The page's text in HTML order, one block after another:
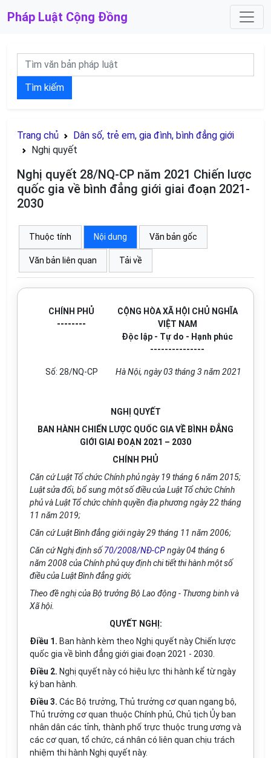
Pháp Luật Cộng Đồng
Tìm kiếm
Trang chủ
Dân số, trẻ em, gia đình, bình đẳng giới
Nghị quyết
Nghị quyết 28/NQ-CP năm 2021 Chiến lược
quốc gia về bình đẳng giới giai đoạn 2021-
2030
Thuộc tính Nội dung Văn bản gốc
Văn bản liên quan Tải về
CHÍNH PHỦ
--------
CỘNG HÒA XÃ HỘI CHỦ NGHĨA
VIỆT NAM
Độc lập - Tự do - Hạnh phúc
---------------
Số: 28/NQ-CP Hà Nội, ngày 03 tháng 3 năm 2021
NGHỊ QUYẾT
BAN HÀNH CHIẾN LƯỢC QUỐC GIA VỀ BÌNH ĐẲNG
GIỚI GIAI ĐOẠN 2021 – 2030
CHÍNH PHỦ
Căn cứ Luật Tổ chức Chính phủ ngày 19 tháng 6 năm 2015;
Luật sửa đổi, bổ sung một số điều của Luật Tổ chức Chính
phủ và Luật Tổ chức chính quyền địa phương ngày 22 tháng
11 năm 2019;
Căn cứ Luật Bình đẳng giới ngày 29 tháng 11 năm 2006;
Căn cứ Nghị định số 70/2008/NĐ-CPngày 04 tháng 6
năm 2008 của Chính phủ quy định chi tiết thi hành một số
điều của Luật Bình đẳng giới;
Theo đề nghị của Bộ trưởng Bộ Lao động - Thương binh và
Xã hội.
QUYẾT NGHỊ:
Điều 1. Ban hành kèm theo Nghị quyết này Chiến lược
quốc gia về bình đẳng giới giai đoạn 2021 - 2030.
Điều 2. Nghị quyết này có hiệu lực thi hành kể từ ngày
ký ban hành.
Điều 3. Các Bộ trưởng, Thủ trưởng cơ quan ngang bộ,
Thủ trưởng cơ quan thuộc Chính phủ, Chủ tịch Ủy ban
nhân dân các tỉnh, thành phố trực thuộc trung ương và
các cơ quan, tổ chức, cá nhân có liên quan chịu trách
nhiệm thi hành Nghị quyết này.